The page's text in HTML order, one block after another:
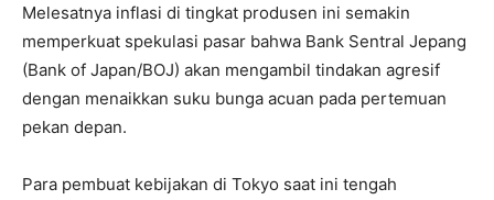
Melesatnya inflasi di tingkat produsen ini semakin
memperkuat spekulasi pasar bahwa Bank Sentral Jepang
(Bank of Japan/BOJ) akan mengambil tindakan agresif
dengan menaikkan suku bunga acuan pada pertemuan
pekan depan.
Para pembuat kebijakan di Tokyo saat ini tengah